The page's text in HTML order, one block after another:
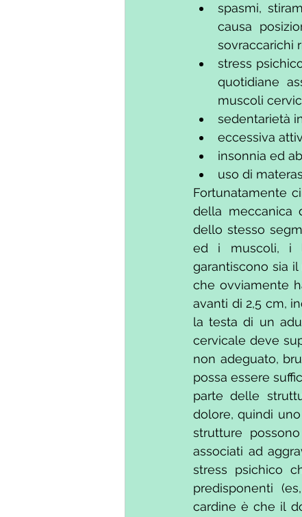
spasmi,
causa
sovraccarichi
stress
quotidiane
muscoli
sedentarietà
eccessiva
insonnia ed
uso di
Fortunatamente
della meccanica
dello stesso
ed i muscoli, i
garantiscono sia
che ovviamente
avanti di 2,5 cm,
la testa di un
cervicale deve
non adeguato,
possa essere
parte delle
dolore, quindi
strutture
associati ad
stress psichico
predisponenti
cardine è che il